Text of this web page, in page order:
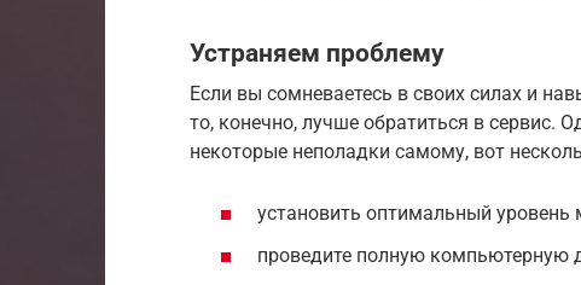
Устраняем проблему
Если вы сомневаетесь в своих силах и
то, конечно, лучше обратиться в сервис.
некоторые неполадки самому, вот
установить оптимальный
проведите полную компьютерную